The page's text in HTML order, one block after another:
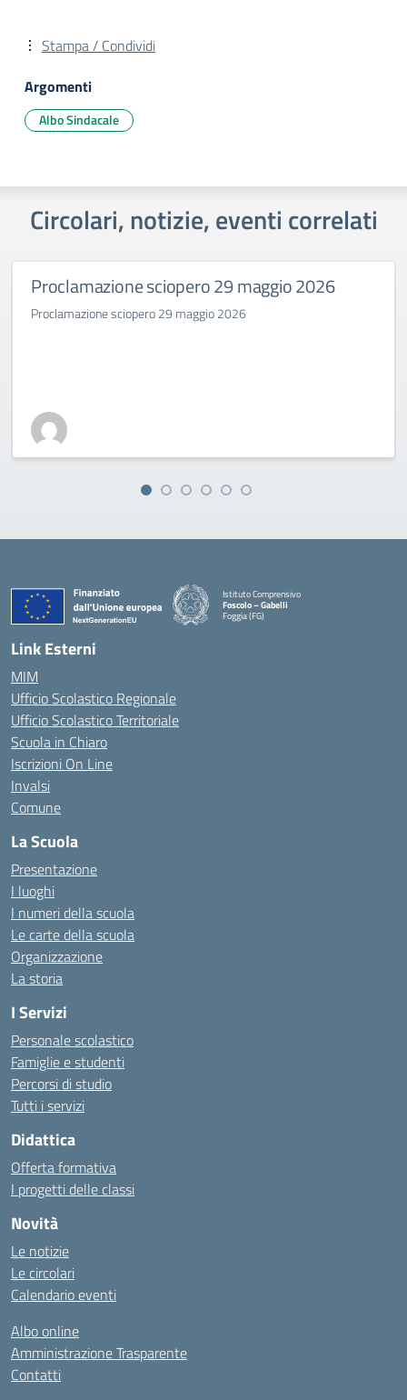
Stampa / Condividi
Argomenti
Albo Sindacale
Circolari, notizie, eventi correlati
Proclamazione sciopero 29 maggio 2026
Proclamazione sciopero 29 maggio 2026
Istituto Comprensivo
Foscolo – Gabelli
Foggia (FG)
— Visita la pagina iniziale della scuola
Link Esterni
MIM
Ufficio Scolastico Regionale
Ufficio Scolastico Territoriale
Scuola in Chiaro
Iscrizioni On Line
Invalsi
Comune
La Scuola
Presentazione
I luoghi
I numeri della scuola
Le carte della scuola
Organizzazione
La storia
I Servizi
Personale scolastico
Famiglie e studenti
Percorsi di studio
Tutti i servizi
Didattica
Offerta formativa
I progetti delle classi
Novità
Le notizie
Le circolari
Calendario eventi
Albo online
Amministrazione Trasparente
Contatti